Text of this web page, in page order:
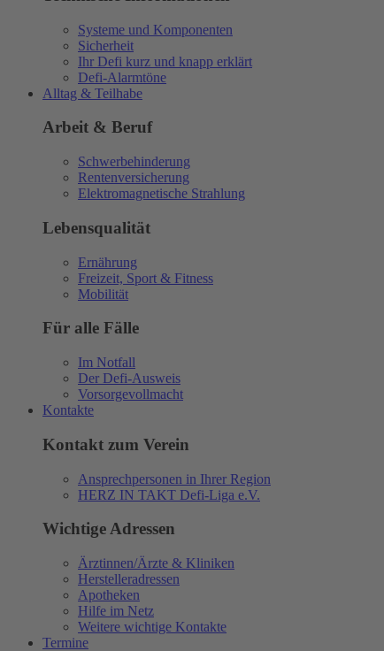
Systeme und Komponenten
Sicherheit
Ihr Defi kurz und knapp erklärt
Defi-Alarmtöne
Alltag & Teilhabe
Arbeit & Beruf
Schwerbehinderung
Rentenversicherung
Elektromagnetische Strahlung
Lebensqualität
Ernährung
Freizeit, Sport & Fitness
Mobilität
Für alle Fälle
Im Notfall
Der Defi-Ausweis
Vorsorgevollmacht
Kontakte
Kontakt zum Verein
Ansprechpersonen in Ihrer Region
HERZ IN TAKT Defi-Liga e.V.
Wichtige Adressen
Ärztinnen/Ärzte & Kliniken
Herstelleradressen
Apotheken
Hilfe im Netz
Weitere wichtige Kontakte
Termine